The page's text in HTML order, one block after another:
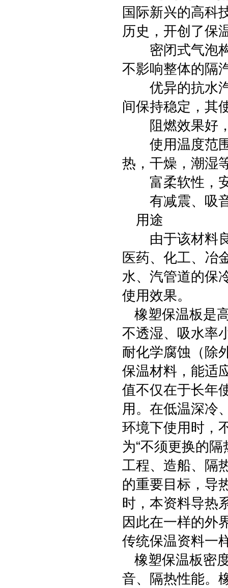
国际新兴的高科
历史，开创了保
密闭式气泡构
不影响整体的隔
优异的抗水汽
间保持稳定，其
阻燃效果好，
使用温度范围
热，干燥，潮湿
富柔软性，安
有减震、吸
用途
由于该材料良
医药、化工、冶
水、汽管道的保
使用效果。
橡塑保温板是
不透湿、吸水率
耐化学腐蚀（除
保温材料，能适
值不仅在于长年
用。在低温深冷
环境下使用时，
为“不须更换的
工程、造船、隔
的重要目标，导
时，本资料导热
因此在一样的外
传统保温资料一
橡塑保温板密
音、隔热性能。